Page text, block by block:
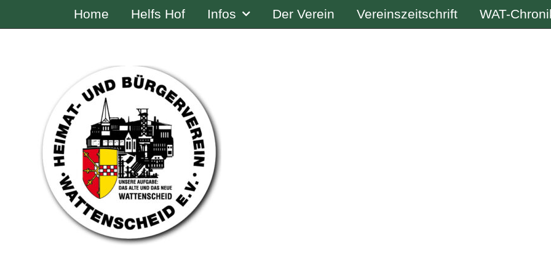
Home Helfs Hof Infos Der Verein Vereinszeitschrift WAT-